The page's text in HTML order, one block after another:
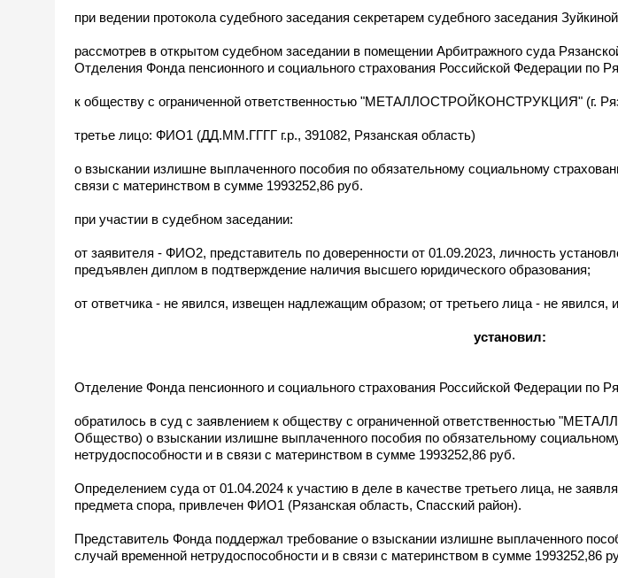
при ведении протокола судебного заседания секретарем судебного заседания
рассмотрев в открытом судебном заседании в помещении Арбитражного суда
Отделения Фонда пенсионного и социального страхования Российской Федерации по
к обществу с ограниченной ответственностью "МЕТАЛЛОСТРОЙКОНСТРУКЦИЯ" (г.
третье лицо: ФИО1 (ДД.ММ.ГГГГ г.р., 391082, Рязанская область)
о взыскании излишне выплаченного пособия по обязательному социальному
связи с материнством в сумме 1993252,86 руб.
при участии в судебном заседании:
от заявителя - ФИО2, представитель по доверенности от 01.09.2023, личность
предъявлен диплом в подтверждение наличия высшего юридического образования;
от ответчика - не явился, извещен надлежащим образом; от третьего лица - не
установил:
Отделение Фонда пенсионного и социального страхования Российской Федерации по
обратилось в суд с заявлением к обществу с ограниченной ответственностью
Общество) о взыскании излишне выплаченного пособия по обязательному
нетрудоспособности и в связи с материнством в сумме 1993252,86 руб.
Определением суда от 01.04.2024 к участию в деле в качестве третьего лица, не
предмета спора, привлечен ФИО1 (Рязанская область, Спасский район).
Представитель Фонда поддержал требование о взыскании излишне выплаченного
случай временной нетрудоспособности и в связи с материнством в сумме 1993252,86